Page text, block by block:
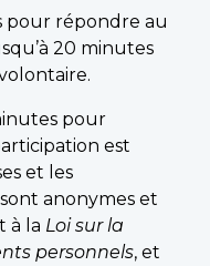
pour répondre au
20 minutes
pour
est
et les
anonymes et
à la Loi sur la
personnels, et